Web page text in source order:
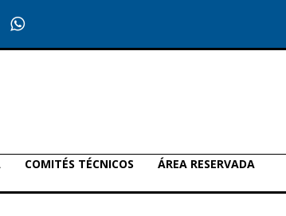
COMITÉS TÉCNICOS
ÁREA RESERVADA